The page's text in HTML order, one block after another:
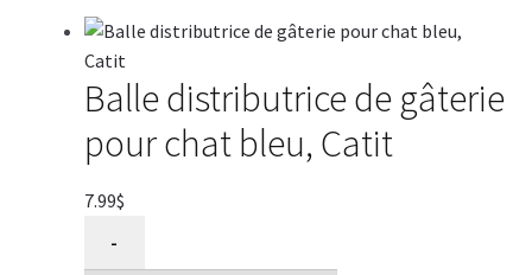
Balle distributrice de gâterie
pour chat bleu, Catit
7.99$
-